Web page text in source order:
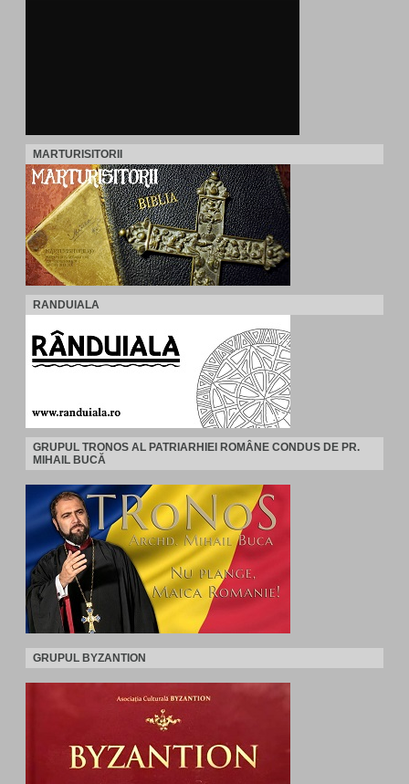
MARTURISITORII
RANDUIALA
GRUPUL TRONOS AL PATRIARHIEI ROMÂNE CONDUS DE PR.
MIHAIL BUCĂ
GRUPUL BYZANTION